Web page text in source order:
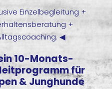
Einzelbegleitung +
+
◀
10-Monats-
für
& Junghunde